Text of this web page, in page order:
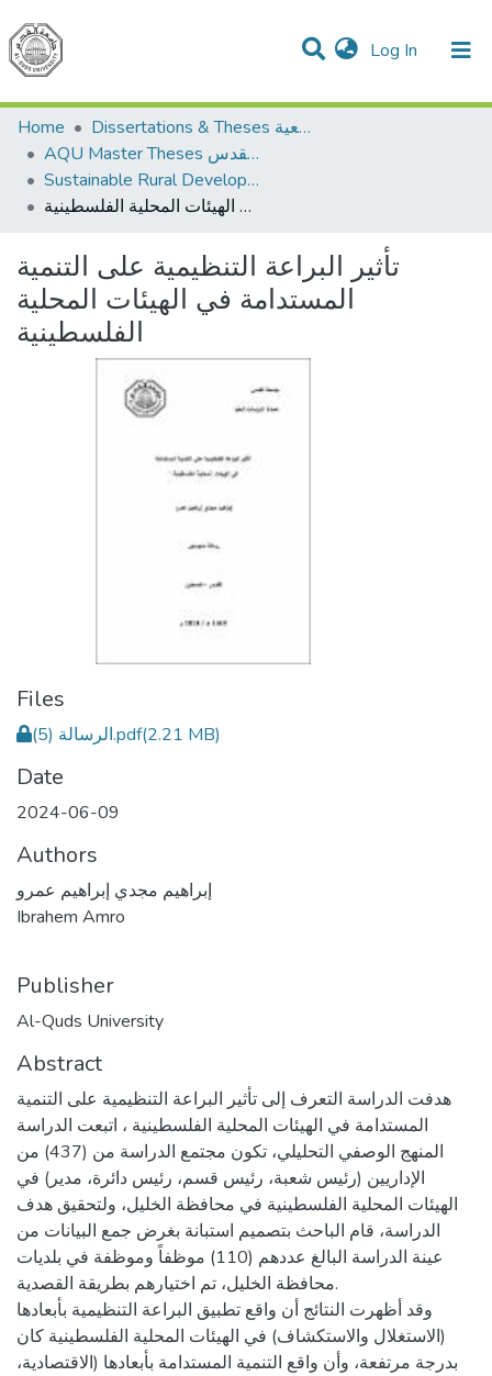
Log In (current)
Communities & Collections
All of DSpace
Home
Dissertations & Theses الرسائل الجامعية
AQU Master Theses الرسائل الجامعية الخاصة بجامعة القدس
Sustainable Rural Development التنمية الريفية المستدامة
تأثير البراعة التنظيمية على التنمية المستدامة في الهيئات المحلية الفلسطينية
تأثير البراعة التنظيمية على التنمية
المستدامة في الهيئات المحلية
الفلسطينية
Files
الرسالة (5).pdf(2.21 MB)
Date
2024-06-09
Authors
إبراهيم مجدي إبراهيم عمرو
Ibrahem Amro
Publisher
Al-Quds University
Abstract
هدفت الدراسة التعرف إلى تأثير البراعة التنظيمية على التنمية
المستدامة في الهيئات المحلية الفلسطينية ، اتبعت الدراسة
المنهج الوصفي التحليلي، تكون مجتمع الدراسة من (437) من
الإداريين (رئيس شعبة، رئيس قسم، رئيس دائرة، مدير) في
الهيئات المحلية الفلسطينية في محافظة الخليل، ولتحقيق هدف
الدراسة، قام الباحث بتصميم استبانة بغرض جمع البيانات من
عينة الدراسة البالغ عددهم (110) موظفاً وموظفة في بلديات
محافظة الخليل، تم اختيارهم بطريقة القصدية.
وقد أظهرت النتائج أن واقع تطبيق البراعة التنظيمية بأبعادها
(الاستغلال والاستكشاف) في الهيئات المحلية الفلسطينية كان
بدرجة مرتفعة، وأن واقع التنمية المستدامة بأبعادها (الاقتصادية،